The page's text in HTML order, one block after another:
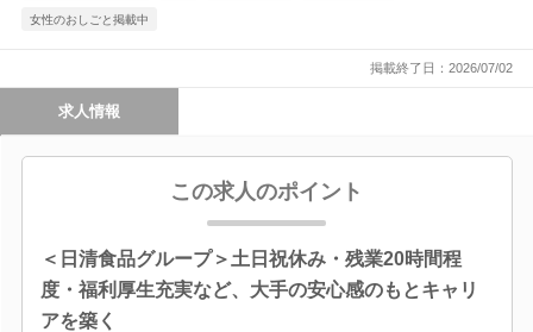
女性のおしごと掲載中
掲載終了日：2026/07/02
求人情報
この求人のポイント
＜日清食品グループ＞土日祝休み・残業20時間程
度・福利厚生充実など、大手の安心感のもとキャリ
アを築く